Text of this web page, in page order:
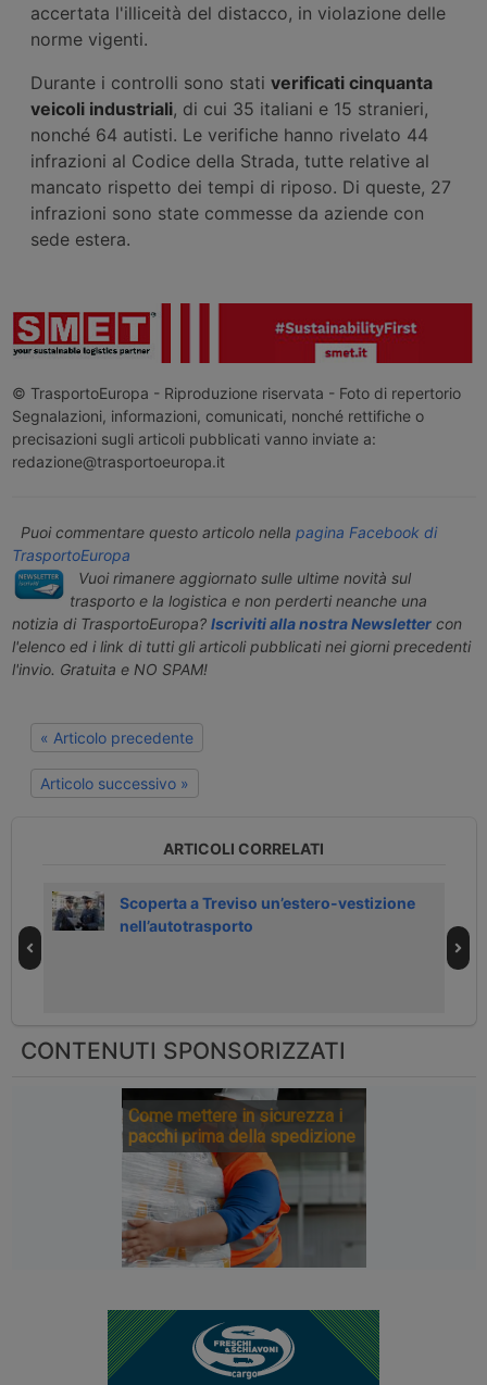
accertata l'illiceità del distacco, in violazione delle
norme vigenti.
Durante i controlli sono stati verificati cinquanta
veicoli industriali, di cui 35 italiani e 15 stranieri,
nonché 64 autisti. Le verifiche hanno rivelato 44
infrazioni al Codice della Strada, tutte relative al
mancato rispetto dei tempi di riposo. Di queste, 27
infrazioni sono state commesse da aziende con
sede estera.
© TrasportoEuropa - Riproduzione riservata - Foto di repertorio
Segnalazioni, informazioni, comunicati, nonché rettifiche o
precisazioni sugli articoli pubblicati vanno inviate a:
redazione@trasportoeuropa.it
Puoi commentare questo articolo nella pagina Facebook di
TrasportoEuropa
Vuoi rimanere aggiornato sulle ultime novità sul
trasporto e la logistica e non perderti neanche una
notizia di TrasportoEuropa? Iscriviti alla nostra Newslettercon
l'elenco ed i link di tutti gli articoli pubblicati nei giorni precedenti
l'invio. Gratuita e NO SPAM!
« Articolo precedente
Articolo successivo »
ARTICOLI CORRELATI
Scoperta a Treviso un’estero-vestizione
nell’autotrasporto
CONTENUTI SPONSORIZZATI
Come mettere in sicurezza i
pacchi prima della spedizione